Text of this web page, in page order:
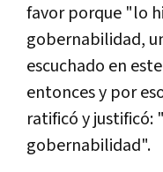
favor porque "lo
gobernabilidad,
escuchado en
entonces y por
ratificó y justificó:
gobernabilidad".